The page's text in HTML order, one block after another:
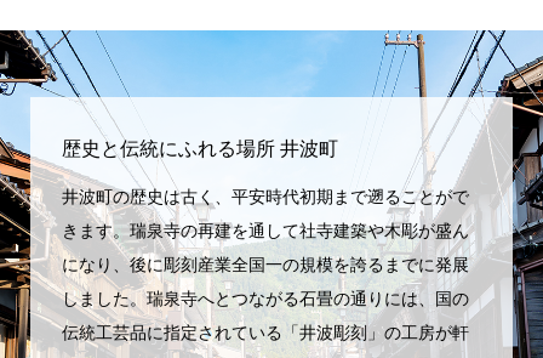
歴史と伝統にふれる場所 井波町
井波町の歴史は古く、平安時代初期まで遡ることがで
きます。瑞泉寺の再建を通して社寺建築や木彫が盛ん
になり、後に彫刻産業全国一の規模を誇るまでに発展
しました。瑞泉寺へとつながる石畳の通りには、国の
伝統工芸品に指定されている「井波彫刻」の工房が軒